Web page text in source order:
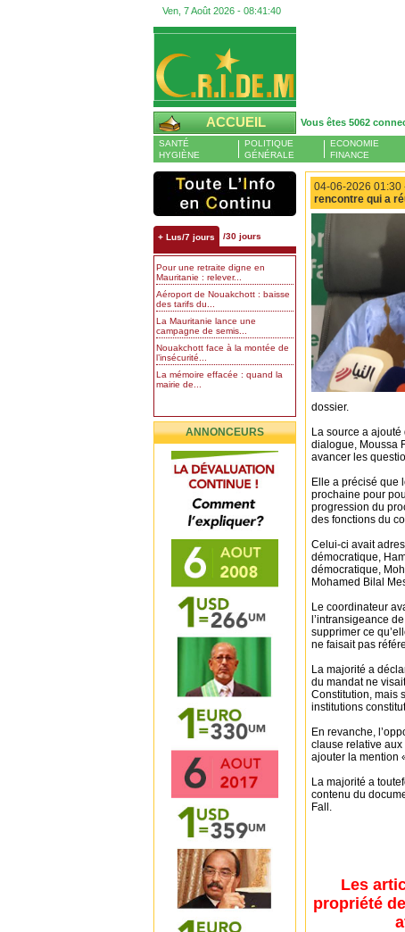
Ven, 7 Août 2026 - 08:41:41
ACCUEIL Vous êtes 5062
SANTÉ
HYGIÈNE
POLITIQUE
GÉNÉRALE
ECONOMIE
FINANCE
+ Lus/7 jours /30 jours
Pour une retraite digne en
Mauritanie : relever...
Aéroport de Nouakchott : baisse
des tarifs du...
La Mauritanie lance une
campagne de semis...
Nouakchott face à la montée de
l’insécurité...
La mémoire effacée : quand la
mairie de...
ANNONCEURS
04-06-2026 01:30
rencontre qui a
dossier.
La source a
dialogue, Moussa
avancer les
Elle a précisé que
prochaine pour
progression du
des fonctions du
Celui-ci avait
démocratique,
démocratique,
Mohamed Bilal
Le coordinateur
l’intransigeance
supprimer ce
ne faisait pas
La majorité a
du mandat ne
Constitution, mais
institutions
En revanche,
clause relative
ajouter la mention
La majorité a
contenu du
Fall.
Les
propriété